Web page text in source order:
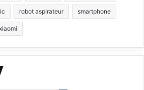
robot aspirateur smartphone